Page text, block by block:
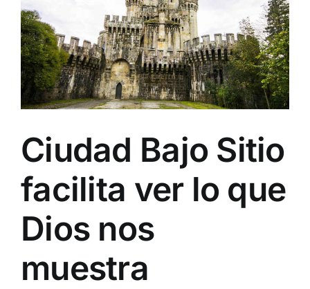
Ciudad Bajo Sitio
facilita ver lo que
Dios nos
muestra